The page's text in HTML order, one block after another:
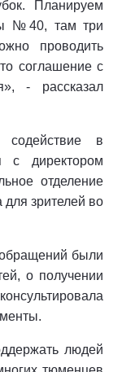
Планируем
№40, там три
проводить
соглашение с
- рассказал
содействие в
с директором
отделение
зрителей во
были
о получении
людей